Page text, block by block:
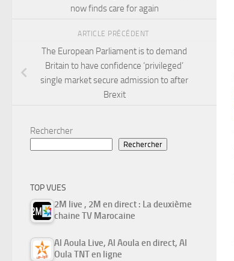
now finds care for again
ARTICLE PRÉCÉDENT
The European Parliament is to demand
Britain to have confidence ‘privileged’
single market secure admission to after
Brexit
Rechercher
Rechercher
TOP VUES
2M live , 2M en direct : La deuxième
chaine TV Marocaine
Al Aoula Live, Al Aoula en direct, Al
Oula TNT en ligne